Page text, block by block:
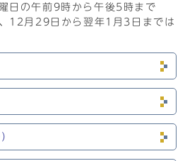
日の午前9時から午後5時まで
12月29日から翌年1月3日までは